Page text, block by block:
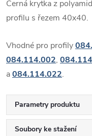
Černá krytka z
profilu s řezem 40x40.
Vhodné pro profily
084.114.002,
a084.114.022.
Parametry produktu
Soubory ke stažení